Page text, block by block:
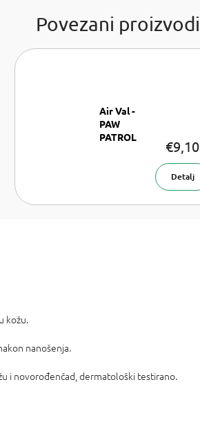
Povezani proizvodi
Air Val -
PAW
PATROL
€9,10
Detalj
kožu.
nanošenja.
i novorođenčad, dermatološki testirano.